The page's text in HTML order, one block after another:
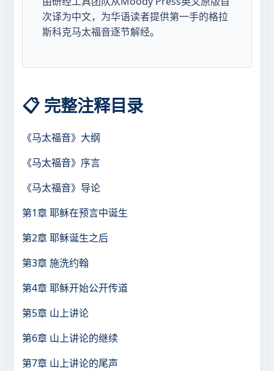
次译为中文，为华语读者提供第一手的格拉
斯科克马太福音逐节解经。
📋 完整注释目录
《马太福音》大纲
《马太福音》序言
《马太福音》导论
第1章 耶稣在预言中诞生
第2章 耶稣诞生之后
第3章 施洗约翰
第4章 耶稣开始公开传道
第5章 山上讲论
第6章 山上讲论的继续
第7章 山上讲论的尾声